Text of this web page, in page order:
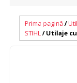
Prima pagină/
STIHL/ Utilaje